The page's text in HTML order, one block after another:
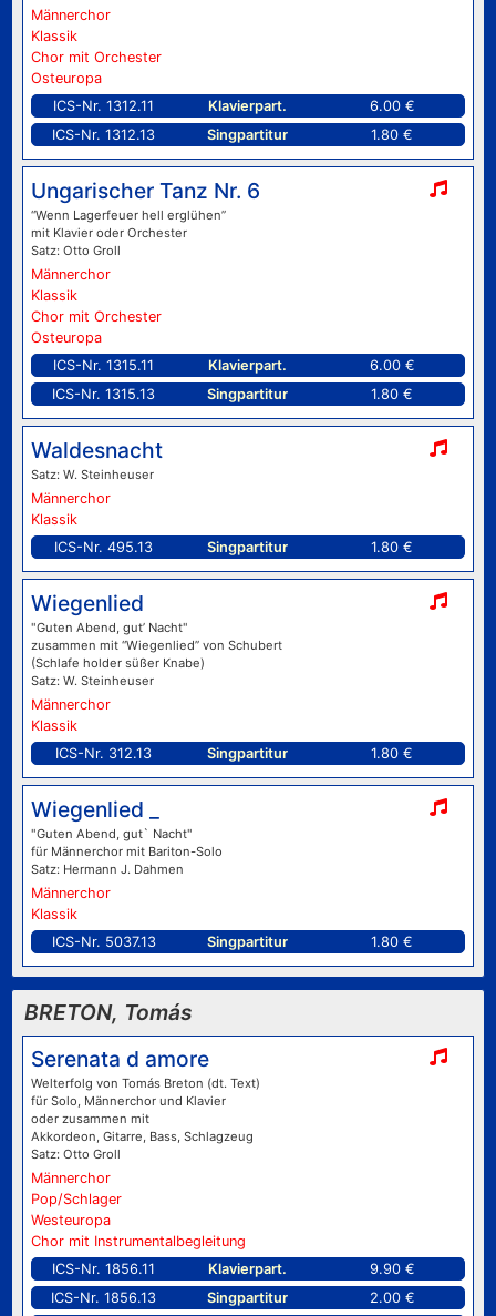
Männerchor
Klassik
Chor mit Orchester
Osteuropa
ICS-Nr. 1312.11
Klavierpart.
6.00 €
ICS-Nr. 1312.13
Singpartitur 1.80 €
Ungarischer Tanz Nr. 6
“Wenn Lagerfeuer hell erglühen”
mit Klavier oder Orchester
Satz: Otto Groll
Männerchor
Klassik
Chor mit Orchester
Osteuropa
ICS-Nr. 1315.11
Klavierpart.
6.00 €
ICS-Nr. 1315.13
Singpartitur 1.80 €
Waldesnacht
Satz: W. Steinheuser
Männerchor
Klassik
ICS-Nr. 495.13
Singpartitur 1.80 €
Wiegenlied
"Guten Abend, gut’ Nacht"
zusammen mit “Wiegenlied” von Schubert
(Schlafe holder süßer Knabe)
Satz: W. Steinheuser
Männerchor
Klassik
ICS-Nr. 312.13
Singpartitur 1.80 €
Wiegenlied _
"Guten Abend, gut` Nacht"
für Männerchor mit Bariton-Solo
Satz: Hermann J. Dahmen
Männerchor
Klassik
ICS-Nr. 5037.13
Singpartitur 1.80 €
BRETON, Tomás
Serenata d amore
Welterfolg von Tomás Breton (dt. Text)
für Solo, Männerchor und Klavier
oder zusammen mit
Akkordeon, Gitarre, Bass, Schlagzeug
Satz: Otto Groll
Männerchor
Pop/Schlager
Westeuropa
Chor mit Instrumentalbegleitung
ICS-Nr. 1856.11
Klavierpart.
9.90 €
ICS-Nr. 1856.13
Singpartitur
2.00 €